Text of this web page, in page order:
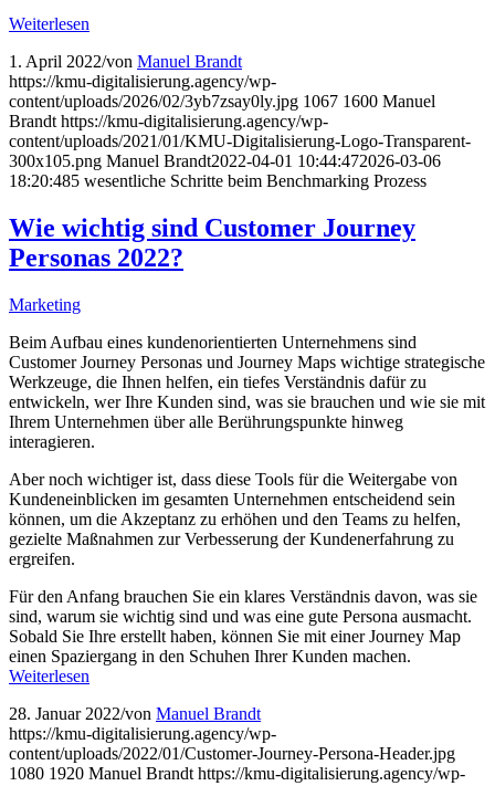
Weiterlesen
1. April 2022/von Manuel Brandt
https://kmu-digitalisierung.agency/wp-
content/uploads/2026/02/3yb7zsay0ly.jpg 1067 1600 Manuel
Brandt https://kmu-digitalisierung.agency/wp-
content/uploads/2021/01/KMU-Digitalisierung-Logo-Transparent-
300x105.png Manuel Brandt2022-04-01 10:44:472026-03-06
18:20:485 wesentliche Schritte beim Benchmarking Prozess
Wie wichtig sind Customer Journey
Personas 2022?
Marketing
Beim Aufbau eines kundenorientierten Unternehmens sind
Customer Journey Personas und Journey Maps wichtige strategische
Werkzeuge, die Ihnen helfen, ein tiefes Verständnis dafür zu
entwickeln, wer Ihre Kunden sind, was sie brauchen und wie sie mit
Ihrem Unternehmen über alle Berührungspunkte hinweg
interagieren.
Aber noch wichtiger ist, dass diese Tools für die Weitergabe von
Kundeneinblicken im gesamten Unternehmen entscheidend sein
können, um die Akzeptanz zu erhöhen und den Teams zu helfen,
gezielte Maßnahmen zur Verbesserung der Kundenerfahrung zu
ergreifen.
Für den Anfang brauchen Sie ein klares Verständnis davon, was sie
sind, warum sie wichtig sind und was eine gute Persona ausmacht.
Sobald Sie Ihre erstellt haben, können Sie mit einer Journey Map
einen Spaziergang in den Schuhen Ihrer Kunden machen.
Weiterlesen
28. Januar 2022/von Manuel Brandt
https://kmu-digitalisierung.agency/wp-
content/uploads/2022/01/Customer-Journey-Persona-Header.jpg
1080 1920 Manuel Brandt https://kmu-digitalisierung.agency/wp-